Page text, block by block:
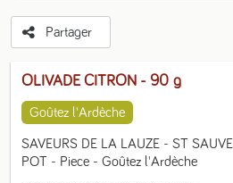
OLIVADE CITRON - 90 g
Goûtez l'Ardèche
SAVEURS DE LA LAUZE - ST
POT - Piece - Goûtez l'Ardèche
Partager